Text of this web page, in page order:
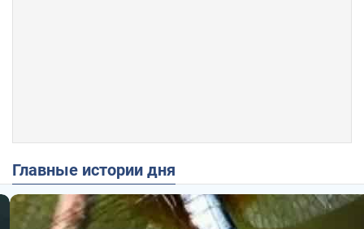
Главные истории дня